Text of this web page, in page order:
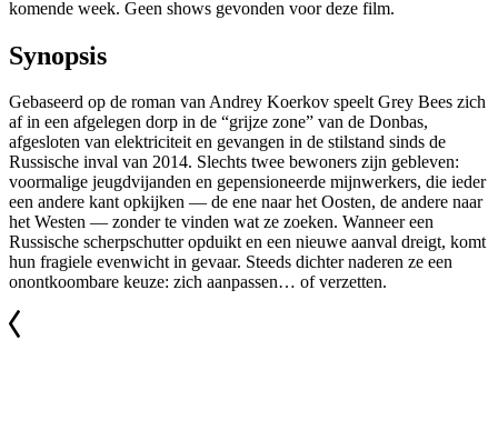
komende week. Geen shows gevonden voor deze film.
Synopsis
Gebaseerd op de roman van Andrey Koerkov speelt Grey Bees zich
af in een afgelegen dorp in de “grijze zone” van de Donbas,
afgesloten van elektriciteit en gevangen in de stilstand sinds de
Russische inval van 2014. Slechts twee bewoners zijn gebleven:
voormalige jeugdvijanden en gepensioneerde mijnwerkers, die ieder
een andere kant opkijken — de ene naar het Oosten, de andere naar
het Westen — zonder te vinden wat ze zoeken. Wanneer een
Russische scherpschutter opduikt en een nieuwe aanval dreigt, komt
hun fragiele evenwicht in gevaar. Steeds dichter naderen ze een
onontkoombare keuze: zich aanpassen… of verzetten.